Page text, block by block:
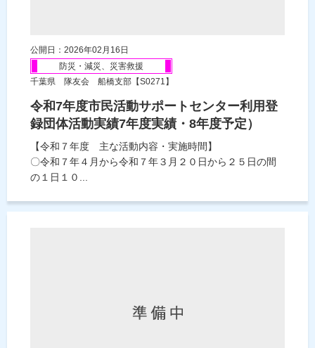
公開日：2026年02月16日
防災・減災、災害救援
千葉県 隊友会 船橋支部【S0271】
令和7年度市民活動サポートセンター利用登
録団体活動実績7年度実績・8年度予定）
【令和７年度 主な活動内容・実施時間】
〇令和７年４月から令和７年３月２０日から２５日の間
の１日１０...